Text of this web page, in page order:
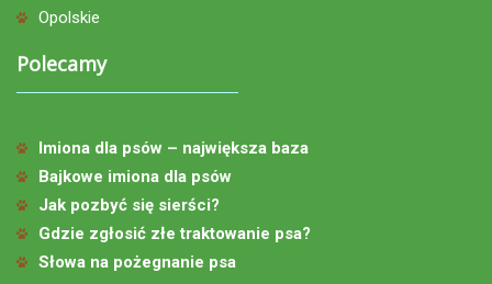
Opolskie
Polecamy
Imiona dla psów – największa baza
Bajkowe imiona dla psów
Jak pozbyć się sierści?
Gdzie zgłosić złe traktowanie psa?
Słowa na pożegnanie psa